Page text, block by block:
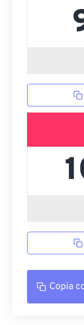
Copia